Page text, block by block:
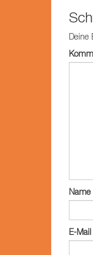
Deine
Name
E-Mail